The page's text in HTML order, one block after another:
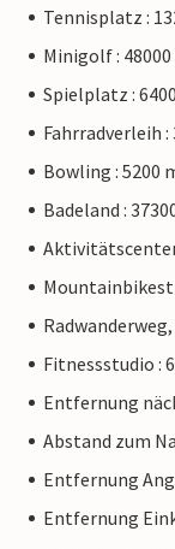
Tennisplatz :
Minigolf : 48000
Spielplatz :
Fahrradverleih :
Bowling : 5200
Badeland :
Aktivitätscenter
Fitnessstudio :
Entfernung
Abstand zum
Entfernung
Entfernung